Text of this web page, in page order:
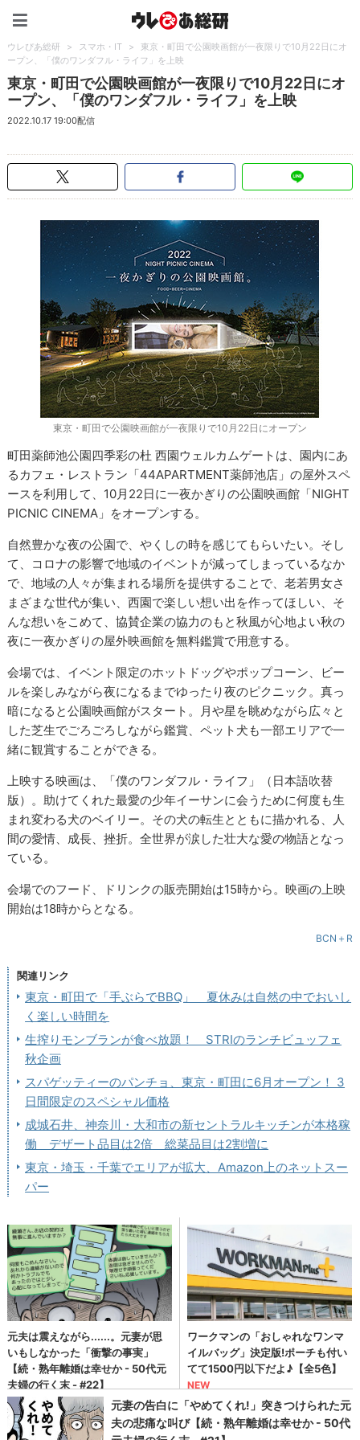
ウレぴあ総研 > スマホ・IT >
東京・町田で公園映画館が一夜限りで10月22日にオ
ープン、「僕のワンダフル・ライフ」を上映
東京・町田で公園映画館が一夜限りで10月22日にオ
ープン、「僕のワンダフル・ライフ」を上映
2022.10.17 19:00配信
東京・町田で公園映画館が一夜限りで10月22日にオープン
町田薬師池公園四季彩の杜 西園ウェルカムゲートは、園内にあ
るカフェ・レストラン「44APARTMENT薬師池店」の屋外スペ
ースを利用して、10月22日に一夜かぎりの公園映画館「NIGHT
PICNIC CINEMA」をオープンする。
自然豊かな夜の公園で、やくしの時を感じてもらいたい。そし
て、コロナの影響で地域のイベントが減ってしまっているなか
で、地域の人々が集まれる場所を提供することで、老若男女さ
まざまな世代が集い、西園で楽しい想い出を作ってほしい、そ
んな想いをこめて、協賛企業の協力のもと秋風が心地よい秋の
夜に一夜かぎりの屋外映画館を無料鑑賞で用意する。
会場では、イベント限定のホットドッグやポップコーン、ビー
ルを楽しみながら夜になるまでゆったり夜のピクニック。真っ
暗になると公園映画館がスタート。月や星を眺めながら広々と
した芝生でごろごろしながら鑑賞、ペット犬も一部エリアで一
緒に観賞することができる。
上映する映画は、「僕のワンダフル・ライフ」（日本語吹替
版）。助けてくれた最愛の少年イーサンに会うために何度も生
まれ変わる犬のベイリー。その犬の転生とともに描かれる、人
間の愛情、成長、挫折。全世界が涙した壮大な愛の物語となっ
ている。
会場でのフード、ドリンクの販売開始は15時から。映画の上映
開始は18時からとなる。
BCN＋R
関連リンク
東京・町田で「手ぶらでBBQ」 夏休みは自然の中でおいし
く楽しい時間を
生搾りモンブランが食べ放題！ STRIのランチビュッフェ
秋企画
スパゲッティーのパンチョ、東京・町田に6月オープン！ 3
日間限定のスペシャル価格
成城石井、神奈川・大和市の新セントラルキッチンが本格稼
働 デザート品目は2倍 総菜品目は2割増に
東京・埼玉・千葉でエリアが拡大、Amazon上のネットスー
パー